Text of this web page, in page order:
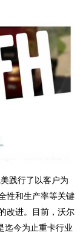
践行了以客户为
性和生产率等关键
改进。目前，沃尔
迄今为止重卡行业